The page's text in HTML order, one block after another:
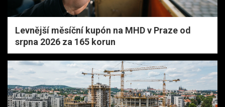
Levnější měsíční kupón na MHD v Praze od
srpna 2026 za 165 korun